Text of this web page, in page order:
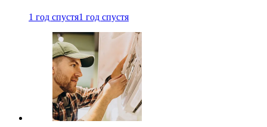
1 год спустя1 год спустя